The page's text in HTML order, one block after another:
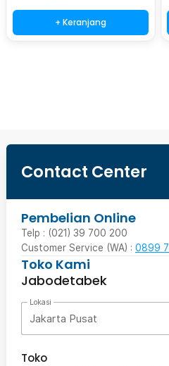
+ Keranjang
Contact Center
Pembelian Online
Telp : (021) 39 700 200
Customer Service (WA) : 0899
Toko Kami
Jabodetabek
Lokasi
Jakarta Pusat
Toko